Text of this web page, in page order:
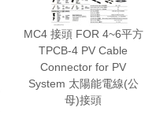
MC4 接頭 FOR 4~6平方
TPCB-4 PV Cable
Connector for PV
System 太陽能電線(公
母)接頭